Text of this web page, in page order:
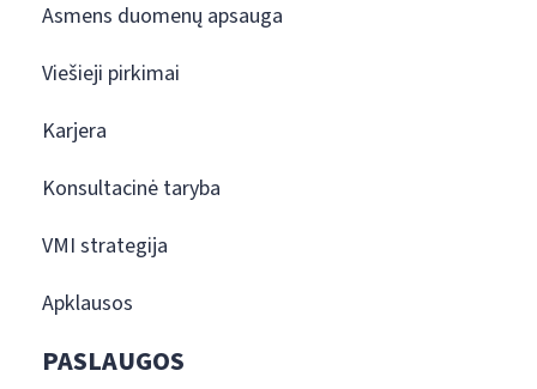
Asmens duomenų apsauga
Viešieji pirkimai
Karjera
Konsultacinė taryba
VMI strategija
Apklausos
PASLAUGOS